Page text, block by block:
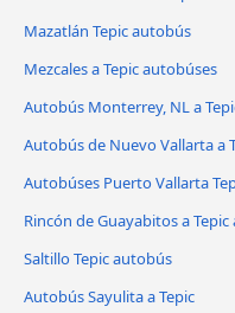
Mazatlán Tepic autobús
Mezcales a Tepic autobúses
Autobús Monterrey, NL a
Autobús de Nuevo Vallarta a
Autobúses Puerto Vallarta
Rincón de Guayabitos a
Saltillo Tepic autobús
Autobús Sayulita a Tepic